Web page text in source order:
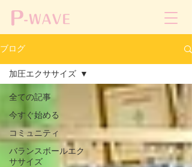
ブログ
全ての記事
今すぐ始める
コミュニティ
バランスボールエク
ササイズ
加圧エクササイズ